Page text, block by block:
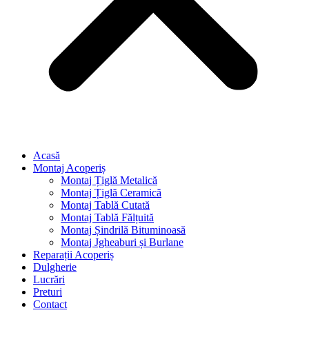
Acasă
Montaj Acoperiș
Montaj Țiglă Metalică
Montaj Țiglă Ceramică
Montaj Tablă Cutată
Montaj Tablă Fălțuită
Montaj Șindrilă Bituminoasă
Montaj Jgheaburi și Burlane
Reparații Acoperiș
Dulgherie
Lucrări
Preturi
Contact